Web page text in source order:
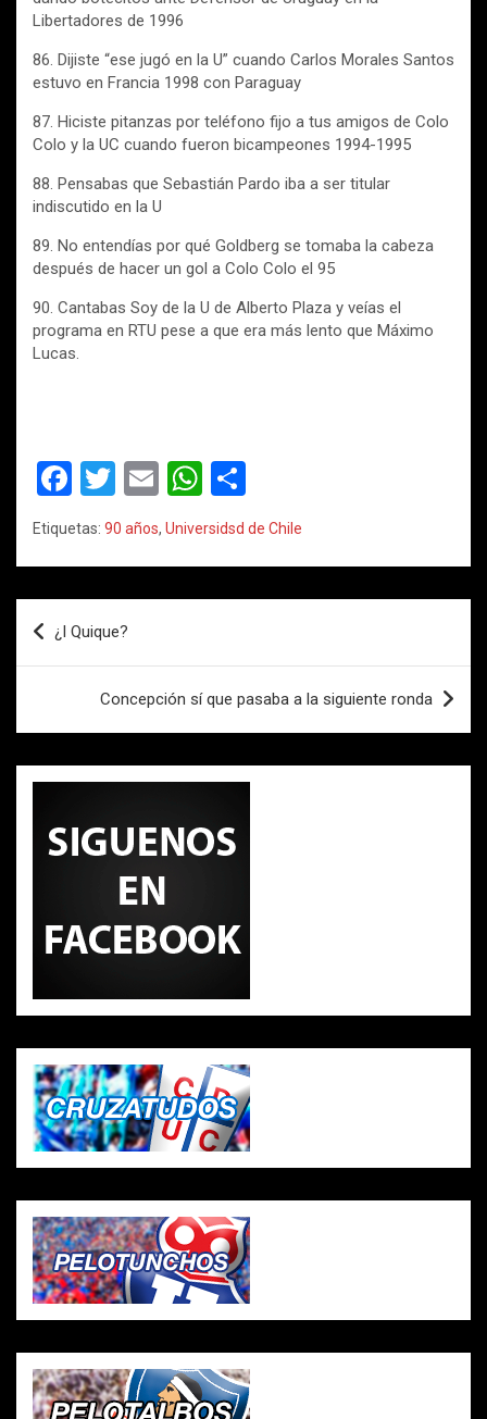
Libertadores de 1996
86. Dijiste “ese jugó en la U” cuando Carlos Morales Santos
estuvo en Francia 1998 con Paraguay
87. Hiciste pitanzas por teléfono fijo a tus amigos de Colo
Colo y la UC cuando fueron bicampeones 1994-1995
88. Pensabas que Sebastián Pardo iba a ser titular
indiscutido en la U
89. No entendías por qué Goldberg se tomaba la cabeza
después de hacer un gol a Colo Colo el 95
90. Cantabas Soy de la U de Alberto Plaza y veías el
programa en RTU pese a que era más lento que Máximo
Lucas.
F
a
ce
o
o
T
wi
tt
E
m
ail
W
h
at
p
o
m
Etiquetas: 90 años, Universidsd de Chile
Navegación
de
entradas
¿I Quique?
Concepción sí que pasaba a la siguiente ronda